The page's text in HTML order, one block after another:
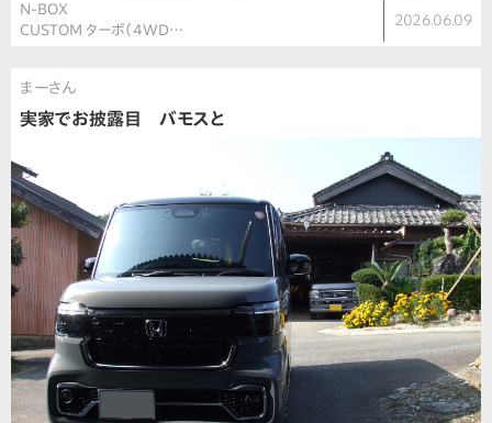
N-BOX
CUSTOM ターボ（4WD…
2026.06.09
まーさん
実家でお披露目 バモスと